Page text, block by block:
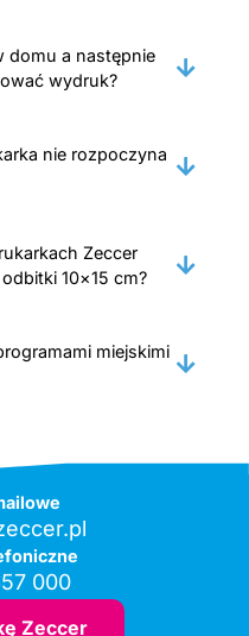
domu a następnie
wydruk?
nie rozpoczyna
Zeccer
10×15 cm?
miejskimi
000
Zeccer